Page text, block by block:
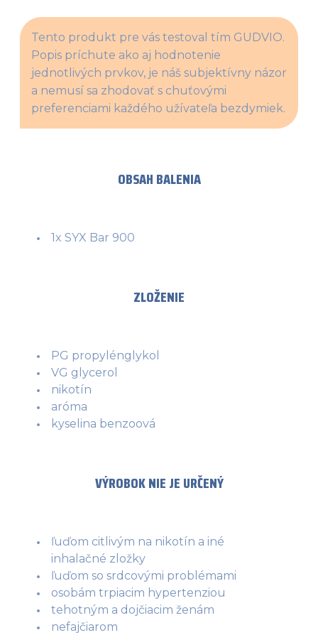
Tento produkt pre vás testoval tím GUDVIO.
Popis príchute ako aj hodnotenie
jednotlivých prvkov, je náš subjektívny názor
a nemusí sa zhodovať s chuťovými
preferenciami každého užívateľa bezdymiek.
OBSAH BALENIA
1x SYX Bar 900
ZLOŽENIE
PG propylénglykol
VG glycerol
nikotín
aróma
kyselina benzoová
VÝROBOK NIE JE URČENÝ
ľuďom citlivým na nikotín a iné
inhalačné zložky
ľuďom so srdcovými problémami
osobám trpiacim hypertenziou
tehotným a dojčiacim ženám
nefajčiarom